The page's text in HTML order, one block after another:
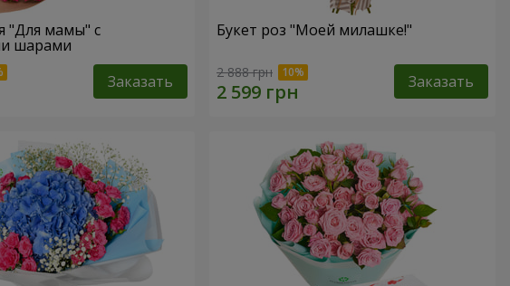
шарами
Заказать
Букет роз "Моей милашке!"
2 888 грн Заказать